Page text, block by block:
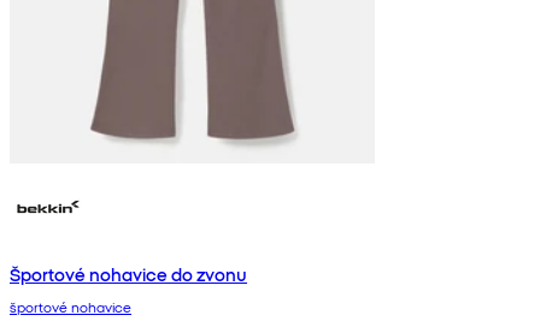
Športové nohavice do zvonu
športové nohavice